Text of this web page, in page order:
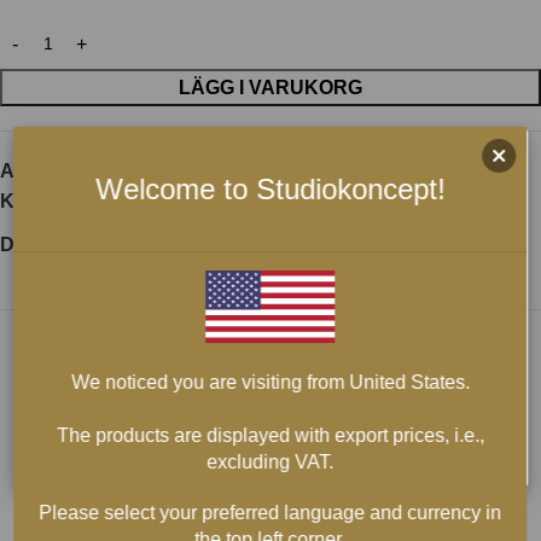
LÄGG I VARUKORG
Artikelnr:
Kategori:
Högtalarkablar
Dela:
Welcome to Studiokoncept!
We noticed you are visiting from United States.
The products are displayed with export prices, i.e.,
excluding VAT.
Please select your preferred language and currency in